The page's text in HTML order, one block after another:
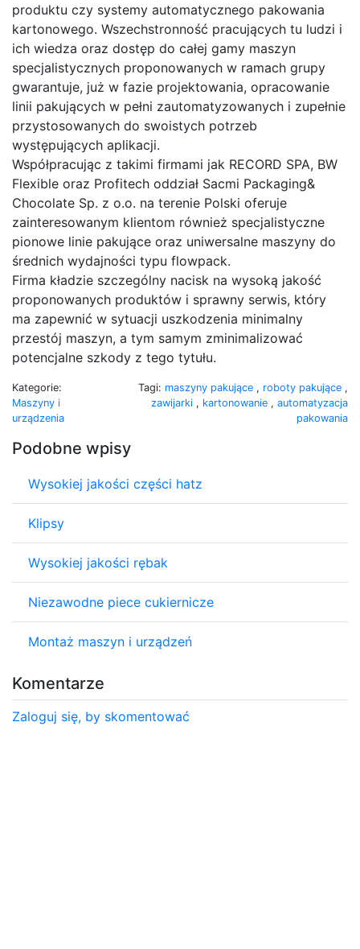
produktu czy systemy automatycznego pakowania
kartonowego. Wszechstronność pracujących tu ludzi i
ich wiedza oraz dostęp do całej gamy maszyn
specjalistycznych proponowanych w ramach grupy
gwarantuje, już w fazie projektowania, opracowanie
linii pakujących w pełni zautomatyzowanych i zupełnie
przystosowanych do swoistych potrzeb
występujących aplikacji.
Współpracując z takimi firmami jak RECORD SPA, BW
Flexible oraz Profitech oddział Sacmi Packaging&
Chocolate Sp. z o.o. na terenie Polski oferuje
zainteresowanym klientom również specjalistyczne
pionowe linie pakujące oraz uniwersalne maszyny do
średnich wydajności typu flowpack.
Firma kładzie szczególny nacisk na wysoką jakość
proponowanych produktów i sprawny serwis, który
ma zapewnić w sytuacji uszkodzenia minimalny
przestój maszyn, a tym samym zminimalizować
potencjalne szkody z tego tytułu.
Kategorie:
Maszyny i
urządzenia
Tagi: maszyny pakujące , roboty pakujące ,
zawijarki , kartonowanie , automatyzacja
pakowania
Podobne wpisy
Wysokiej jakości części hatz
Klipsy
Wysokiej jakości rębak
Niezawodne piece cukiernicze
Montaż maszyn i urządzeń
Komentarze
Zaloguj się, by skomentować